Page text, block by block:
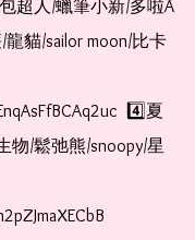
超人/蠟筆小新/多啦A
貓/sailor moon/比卡
4️⃣夏
物/鬆弛熊/snoopy/星